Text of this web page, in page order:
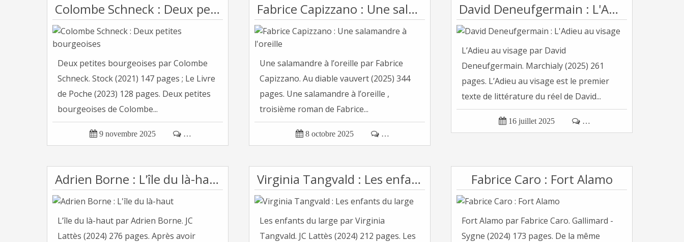
Colombe Schneck : Deux petites bourgeoises
Deux petites bourgeoises par Colombe
Schneck. Stock (2021) 147 pages ; Le Livre
de Poche (2023) 128 pages. Deux petites
bourgeoises de Colombe...
 9 novembre 2025  …
Fabrice Capizzano : Une salamandre à l'oreille
Une salamandre à l’oreille par Fabrice
Capizzano. Au diable vauvert (2025) 344
pages. Une salamandre à l’oreille ,
troisième roman de Fabrice...
 8 octobre 2025  …
David Deneufgermain : L'Adieu au visage
L’Adieu au visage par David
Deneufgermain. Marchialy (2025) 261
pages. L’Adieu au visage est le premier
texte de littérature du réel de David...
 16 juillet 2025  …
Adrien Borne : L'île du là-haut
L’île du là-haut par Adrien Borne. JC
Lattès (2024) 276 pages. Après avoir
Virginia Tangvald : Les enfants du large
Les enfants du large par Virginia
Tangvald. JC Lattès (2024) 212 pages. Les
Fabrice Caro : Fort Alamo
Fort Alamo par Fabrice Caro. Gallimard -
Sygne (2024) 173 pages. De la même